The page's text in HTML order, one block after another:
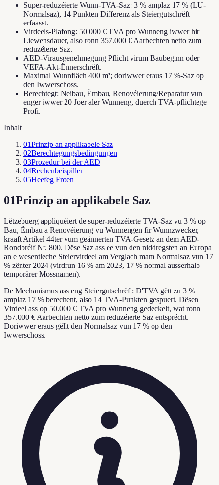
Super-reduzéierte Wunn-TVA-Saz: 3 % amplaz 17 % (LU-
Normalsaz), 14 Punkten Differenz als Steiergutschrëft
erfaasst.
Virdeels-Plafong: 50.000 € TVA pro Wunneng iwwer hir
Liewensdauer, also ronn 357.000 € Aarbechten netto zum
reduzéierte Saz.
AED-Virausgenehmegung Pflicht virum Baubeginn oder
VEFA-Akt-Ënnerschrëft.
Maximal Wunnfläch 400 m²; doriwwer eraus 17 %-Saz op
den Iwwerschoss.
Berechtegt: Neibau, Ëmbau, Renovéierung/Reparatur vun
enger iwwer 20 Joer aler Wunneng, duerch TVA-pflichtege
Profi.
Inhalt
01Prinzip an applikabele Saz
02Berechtegungsbedingungen
03Prozedur bei der AED
04Rechenbeispiller
05Heefeg Froen
01Prinzip an applikabele Saz
Lëtzebuerg appliquéiert de super-reduzéierte TVA-Saz vu 3 % op
Bau, Ëmbau a Renovéierung vu Wunnengen fir Wunnzwecker,
kraaft Artikel 44ter vum geännerten TVA-Gesetz an dem AED-
Rondbréif Nr. 800. Dëse Saz ass ee vun den niddregsten an Europa
an e wesentleche Steiervirdeel am Verglach mam Normalsaz vun 17
% zënter 2024 (virdrun 16 % am 2023, 17 % normal ausserhalb
temporärer Mossnamen).
De Mechanismus ass eng Steiergutschrëft: D'TVA gëtt zu 3 %
amplaz 17 % berechent, also 14 TVA-Punkten gespuert. Dësen
Virdeel ass op 50.000 € TVA pro Wunneng gedeckelt, wat ronn
357.000 € Aarbechten netto zum reduzéierte Saz entsprécht.
Doriwwer eraus gëllt den Normalsaz vun 17 % op den
Iwwerschoss.